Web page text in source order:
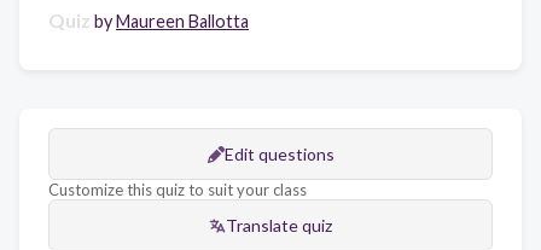
Quiz byMaureen Ballotta
Edit questions
Customize this quiz to suit your class
Translate quiz